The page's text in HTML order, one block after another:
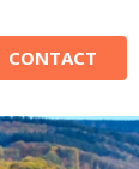
CONTACT